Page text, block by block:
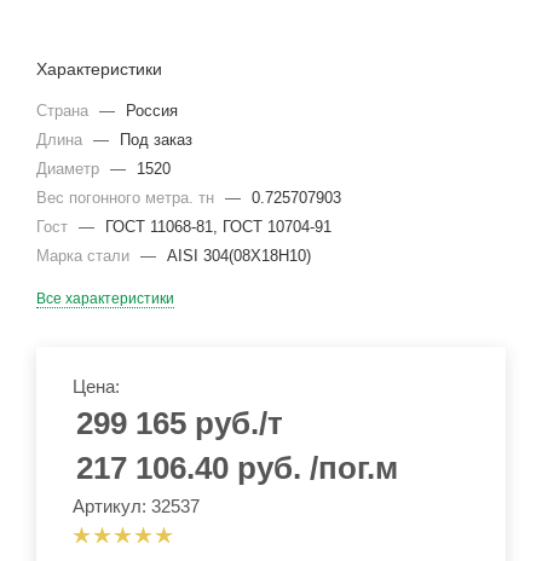
Характеристики
Страна —
Россия
Длина —
Под заказ
Диаметр —
1520
Вес погонного метра. тн — 0.725707903
Гост —
ГОСТ 11068-81, ГОСТ 10704-91
Марка стали — AISI 304(08Х18Н10)
Все характеристики
Цена:
299 165 руб./т
217 106.40 руб. /пог.м
Артикул: 32537